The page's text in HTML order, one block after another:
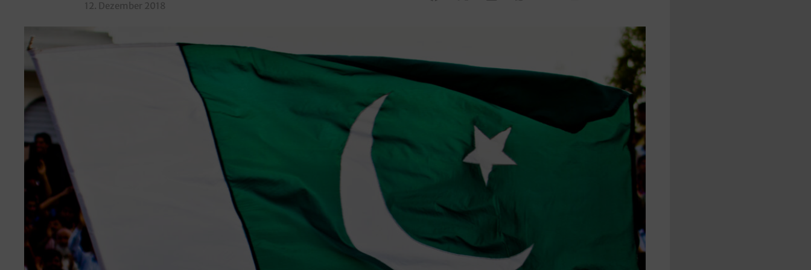
12. Dezember 2018